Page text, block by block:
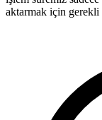
aktarmak için gerekli